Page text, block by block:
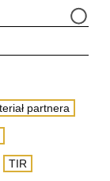
partnera
TIR